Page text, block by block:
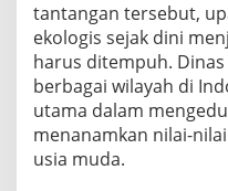
tantangan tersebut,
ekologis sejak dini
harus ditempuh.
berbagai wilayah di
utama dalam
menanamkan nilai-
usia muda.